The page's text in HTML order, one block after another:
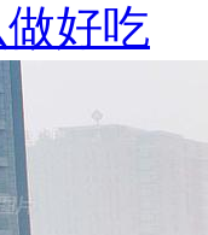
好吃